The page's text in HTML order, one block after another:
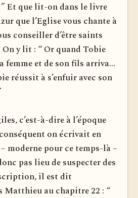
Et que lit-on dans le livre
que l’Eglise vous chante à
conseiller d’être saints
On y lit : “ Or quand Tobie
femme et de son fils arriva...
réussit à s’enfuir avec son
c’est-à-dire à l’époque
on écrivait en
moderne pour ce temps-là –
pas lieu de suspecter des
il est dit
Matthieu au cha­pitre 22 : “